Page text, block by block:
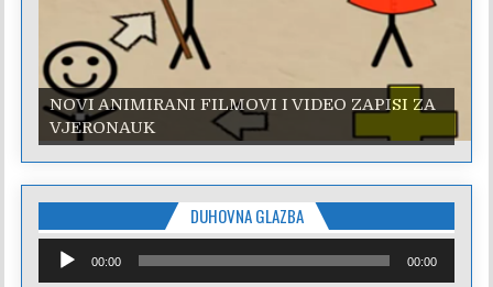
NOVI ANIMIRANI FILMOVI I VIDEO ZAPISI ZA
VJERONAUK
NOVI ANIMIRANI FILMOVI I VIDEO ZAPISI ZA
VJERONAUK
DUHOVNA GLAZBA
Reproduktor
audiozapisa
00:00 00:00